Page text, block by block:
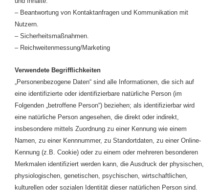
– Beantwortung von Kontaktanfragen und Kommunikation mit
Nutzern.
– Sicherheitsmaßnahmen.
– Reichweitenmessung/Marketing
Verwendete Begrifflichkeiten
„Personenbezogene Daten“ sind alle Informationen, die sich auf
eine identifizierte oder identifizierbare natürliche Person (im
Folgenden „betroffene Person“) beziehen; als identifizierbar wird
eine natürliche Person angesehen, die direkt oder indirekt,
insbesondere mittels Zuordnung zu einer Kennung wie einem
Namen, zu einer Kennnummer, zu Standortdaten, zu einer Online-
Kennung (z.B. Cookie) oder zu einem oder mehreren besonderen
Merkmalen identifiziert werden kann, die Ausdruck der physischen,
physiologischen, genetischen, psychischen, wirtschaftlichen,
kulturellen oder sozialen Identität dieser natürlichen Person sind.